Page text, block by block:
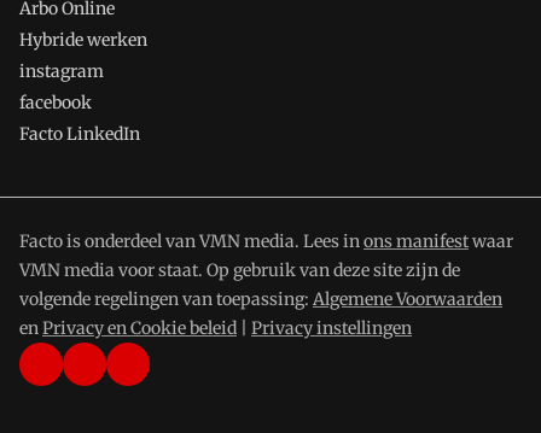
Arbo Online
Hybride werken
instagram
facebook
Facto LinkedIn
Facto is onderdeel van VMN media. Lees inons manifestwaar
VMN media voor staat. Op gebruik van deze site zijn de
volgende regelingen van toepassing: Algemene Voorwaarden
enPrivacy en Cookie beleid Privacy instellingen